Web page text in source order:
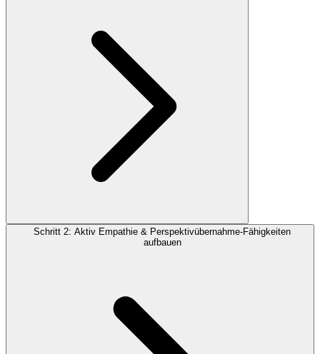
Schritt 2: Aktiv Empathie & Perspektivübernahme-Fähigkeiten
aufbauen